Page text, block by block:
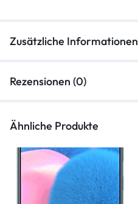
Zusätzliche Informationen
Rezensionen (0)
Ähnliche Produkte